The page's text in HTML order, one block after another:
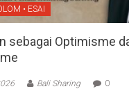
• ESAI
sebagai Optimisme
Bali Sharing 0